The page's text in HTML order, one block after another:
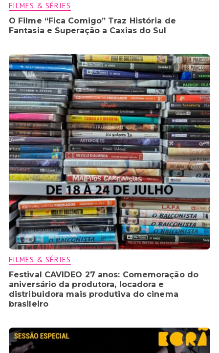
FILMES & SÉRIES
O Filme “Fica Comigo” Traz História de
Fantasia e Superação a Caxias do Sul
FILMES & SÉRIES
Festival CAVIDEO 27 anos: Comemoração do
aniversário da produtora, locadora e
distribuidora mais produtiva do cinema
brasileiro